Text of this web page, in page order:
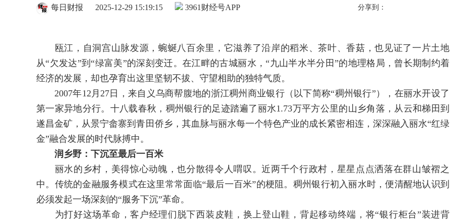
财经号APP
每日财报 2025-12-29 15:19:15 3961 分享到：
瓯江，自洞宫山脉发源，蜿蜒八百余里，它滋养了沿岸的稻米、茶叶、香菇，也见证了一片土地
从“欠发达”到“绿富美”的深刻变迁。在江畔的古城丽水，“九山半水半分田”的地理格局，曾长期制约着
经济的发展，却也孕育出这里坚韧不拔、守望相助的独特气质。
2007年12月27日，来自义乌商帮腹地的浙江稠州商业银行（以下简称“稠州银行”），在丽水开设了
第一家异地分行。十八载春秋，稠州银行的足迹踏遍了丽水1.73万平方公里的山乡角落，从云和梯田到
遂昌金矿，从景宁畲寨到青田侨乡，其血脉与丽水每一个特色产业的成长紧密相连，深深融入丽水“红绿
金”融合发展的时代脉搏中。
润乡野：下沉至最后一百米
丽水的乡村，美得惊心动魄，也分散得令人喟叹。近两千个行政村，星星点点洒落在群山皱褶之
中。传统的金融服务模式在这里常常面临“最后一百米”的梗阻。稠州银行初入丽水时，便清醒地认识到
必须发起一场深刻的“服务下沉”革命。
为打好这场革命，客户经理们脱下西装皮鞋，换上登山鞋，背起移动终端，将“银行柜台”装进背